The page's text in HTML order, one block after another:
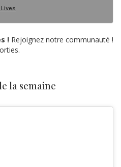
! Rejoignez notre communauté !
la semaine